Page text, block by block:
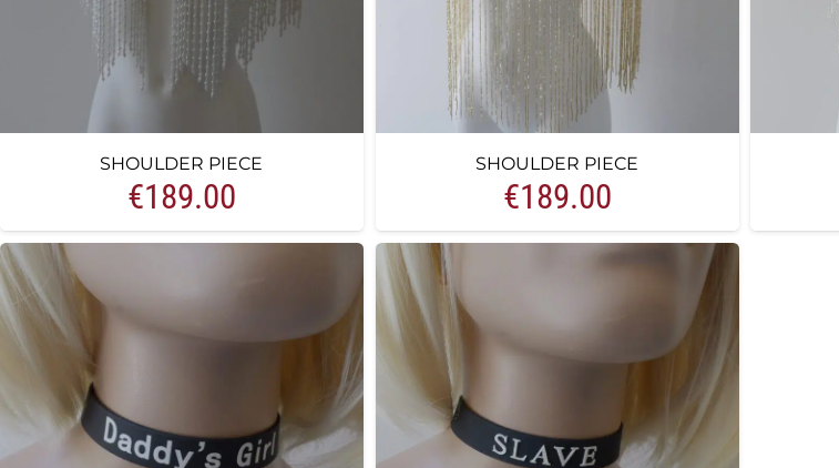
SHOULDER PIECE
€189.00
SHOULDER PIECE
€189.00